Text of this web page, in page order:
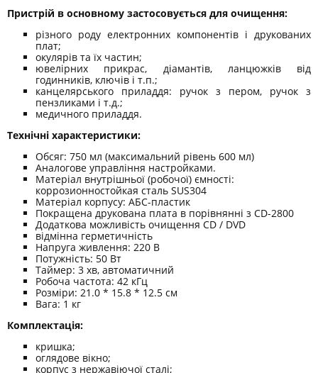
Пристрій в основному застосовується для очищення:
різного роду електронних компонентів і друкованих
плат;
окулярів та їх частин;
ювелірних прикрас, діамантів, ланцюжків від
годинників, ключів і т.п.;
канцелярського приладдя: ручок з пером, ручок з
пензликами і т.д.;
медичного приладдя.
Технічні характеристики:
Обсяг: 750 мл (максимальний рівень 600 мл)
Аналогове управління настройками.
Матеріал внутрішньої (робочої) ємності:
коррозионностойкая сталь SUS304
Матеріал корпусу: АБС-пластик
Покращена друкована плата в порівнянні з CD-2800
Додаткова можливість очищення CD / DVD
відмінна герметичність
Напруга живлення: 220 В
Потужність: 50 Вт
Таймер: 3 хв, автоматичний
Робоча частота: 42 кГц
Розміри: 21.0 * 15.8 * 12.5 см
Вага: 1 кг
Комплектація:
кришка;
оглядове вікно;
корпус з нержавіючої сталі;